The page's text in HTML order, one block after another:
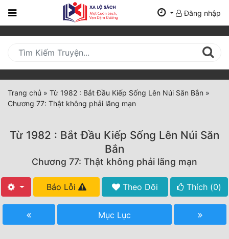
Trang
Mới
Cập
Nhật
(current)
Thể Loại
Truyện Mới Ra
Hoàn Thành
Đăng nhập
Trang chủ » Từ 1982 : Bắt Đầu Kiếp Sống Lên Núi Săn Bắn »
Chương 77: Thật không phải lãng mạn
Từ 1982 : Bắt Đầu Kiếp Sống Lên Núi Săn
Bắn
Chương 77: Thật không phải lãng mạn
Báo Lỗi Theo Dõi Thích (0)
Mục Lục